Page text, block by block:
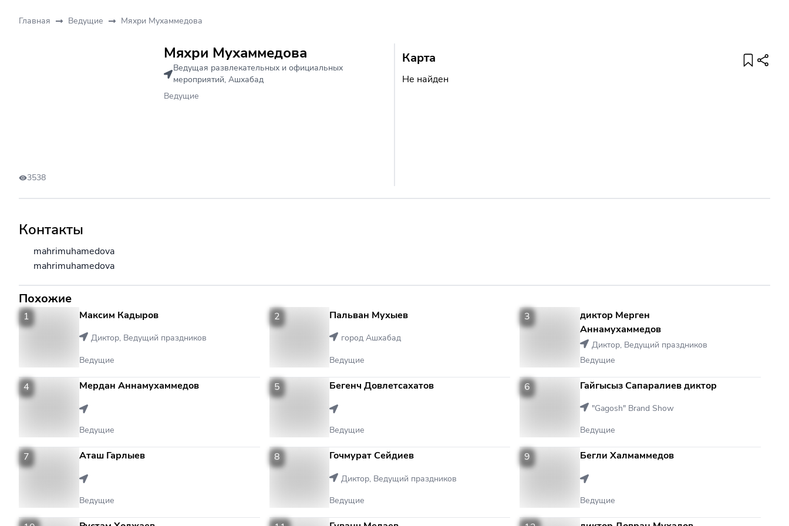
Главная Ведущие Мяхри Мухаммедова
3538
Мяхри Мухаммедова
Ведущая развлекательных и официальных
мероприятий,Ашхабад
Ведущие
Карта
Не найден
Контакты
mahrimuhamedova
mahrimuhamedova
Похожие
1
1 Максим Кадыров
Диктор, Ведущий праздников
Ведущие
2
2 Пальван Мухыев
город Ашхабад
Ведущие
3
3
диктор Мерген
Аннамухаммедов
Диктор, Ведущий праздников
Ведущие
4
4 Мердан Аннамухаммедов
Ведущие
5
5 Бегенч Довлетсахатов
Ведущие
6
6 Гайгысыз Сапаралиев диктор
"Gagosh" Brand Show
Ведущие
7
7 Аташ Гарлыев
Ведущие
8
8 Гочмурат Сейдиев
Диктор, Ведущий праздников
Ведущие
9
9 Бегли Халмаммедов
Ведущие